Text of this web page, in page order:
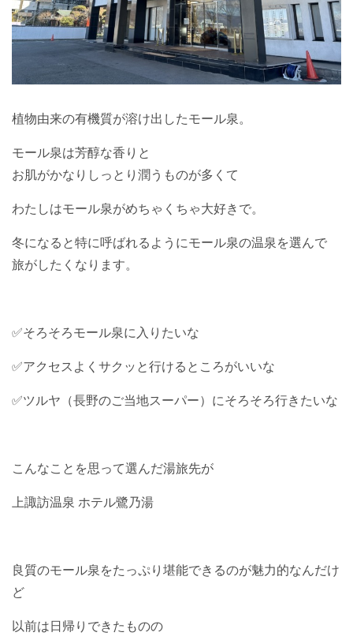
植物由来の有機質が溶け出したモール泉。
モール泉は芳醇な香りと
お肌がかなりしっとり潤うものが多くて
わたしはモール泉がめちゃくちゃ大好きで。
冬になると特に呼ばれるようにモール泉の温泉を選んで
旅がしたくなります。
✅そろそろモール泉に入りたいな
✅アクセスよくサクッと行けるところがいいな
✅ツルヤ（長野のご当地スーパー）にそろそろ行きたいな
こんなことを思って選んだ湯旅先が
上諏訪温泉 ホテル鷺乃湯
良質のモール泉をたっぷり堪能できるのが魅力的なんだけ
ど
以前は日帰りできたものの